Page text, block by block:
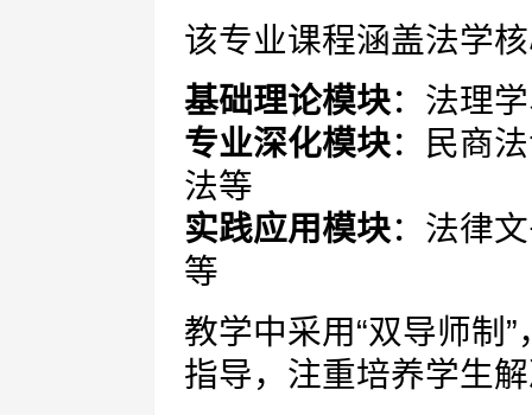
该专业课程涵盖法学
基础理论模块：法理
专业深化模块：民商
法等
实践应用模块：法律
等
教学中采用“双导师制
指导，注重培养学生